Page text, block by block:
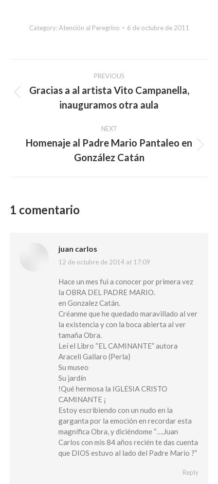
Category:Atención al Peregrino 6 de octubre de 2011
navigation
PREVIOUS
Previous
post:
Gracias a al artista Vito Campanella,
inauguramos otra aula
NEXT
Next
post:
Homenaje al Padre Mario Pantaleo en
González Catán
1 comentario
juan carlos
says:
12 de octubre de 2014 at 17:09
Hace un mes fui a conocer por primera vez
la OBRA DEL PADRE MARIO.
en Gonzalez Catán.
Créanme que he quedado maravillado al ver
la existencia y con la boca abierta al ver
tamaña Obra.
Leí el Libro “EL CAMINANTE” autora
Araceli Gallaro (Perla)
Su museo
Su jardín
!Qué hermosa la IGLESIA CRISTO
CAMINANTE ¡
Estoy escribiendo con un nudo en la
garganta por la emoción en recordar esta
magnífica Obra, y diciéndome “….Juan
Carlos con mis 84 años recién te das cuenta
que DIOS estuvo al lado del Padre Mario ?”
Reply